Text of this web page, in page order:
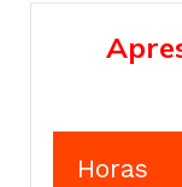
Horas